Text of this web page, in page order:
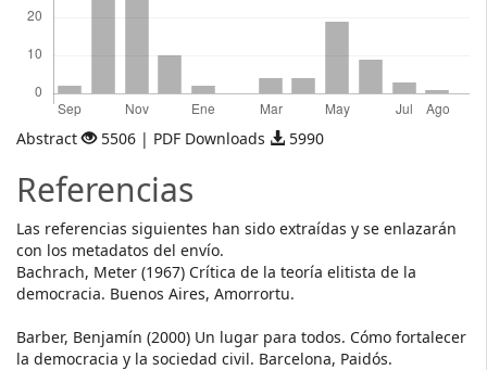
Abstract 5506 | PDF Downloads 5990
Referencias
Las referencias siguientes han sido extraídas y se enlazarán
con los metadatos del envío.
Bachrach, Meter (1967) Crítica de la teoría elitista de la
democracia. Buenos Aires, Amorrortu.
Barber, Benjamín (2000) Un lugar para todos. Cómo fortalecer
la democracia y la sociedad civil. Barcelona, Paidós.